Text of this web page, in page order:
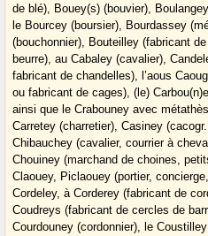
de blé), Bouey(s) (bouvier),
le Bourcey (boursier), Bourdassey
(bouchonnier), Bouteilley (fabricant
beurre), au Cabaley (cavalier),
fabricant de chandelles), l’aous
ou fabricant de cages), (le)
ainsi que le Crabouney avec
Carretey (charretier), Casiney
Chibauchey (cavalier, courrier à
Chouiney (marchand de choines,
Claouey, Piclaouey (portier,
Cordeley, à Corderey (fabricant de
Coudreys (fabricant de cercles de
Courdouney (cordonnier), le